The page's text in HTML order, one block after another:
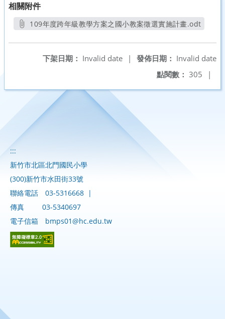
相關附件
109年度跨年級教學方案之國小教案徵選實施計畫.odt
發佈日期： Invalid date
下架日期： Invalid date
|
點閱數： 305 |
:::
新竹市北區北門國民小學
(300)新竹市水田街33號
聯絡電話
03-5316668 |
傳真
03-5340697
電子信箱
bmps01@hc.edu.tw